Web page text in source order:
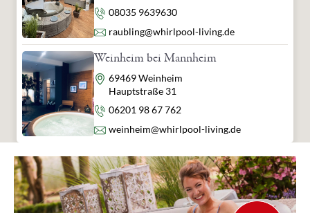
Telefon
08035 9639630
E-Mail
raubling@whirlpool-living.de
Weinheim bei Mannheim
Adresse
69469 Weinheim
Hauptstraße 31
Telefon
06201 98 67 762
E-Mail
weinheim@whirlpool-living.de